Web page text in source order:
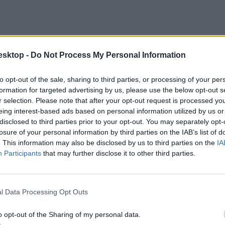
- Do Not Process My Personal Information
opt-out of the sale, sharing to third parties, or processing of your
for targeted advertising by us, please use the below opt-out
selection. Please note that after your opt-out request is processed
interest-based ads based on personal information utilized by us
to third parties prior to your opt-out. You may separately
of your personal information by third parties on the IAB’s list of
This information may also be disclosed by us to third parties on the
Participants that may further disclose it to other third parties.
Data Processing Opt Outs
opt-out of the Sharing of my personal data.
sajtótájékoztatót az egyetem épülete előtt, ahol elmondták,
nem feladják, hanem magunkkal visszüka távoktatás idejére
. A
este átvettük a zászlót megőrzésre. #freeSzFE